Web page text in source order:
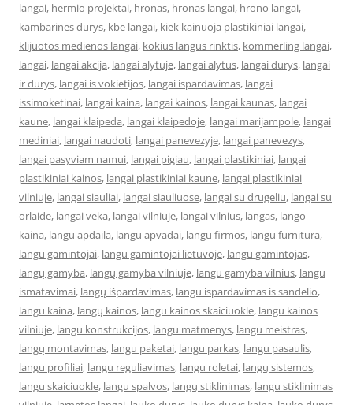
langai, hermio projektai, hronas, hronas langai, hrono langai,
kambarines durys, kbe langai, kiek kainuoja plastikiniai langai,
klijuotos medienos langai, kokius langus rinktis, kommerling langai,
langai, langai akcija, langai alytuje, langai alytus, langai durys, langai
ir durys, langai is vokietijos, langai ispardavimas, langai
issimoketinai, langai kaina, langai kainos, langai kaunas, langai
kaune, langai klaipeda, langai klaipedoje, langai marijampole, langai
mediniai, langai naudoti, langai panevezyje, langai panevezys,
langai pasyviam namui, langai pigiau, langai plastikiniai, langai
plastikiniai kainos, langai plastikiniai kaune, langai plastikiniai
vilniuje, langai siauliai, langai siauliuose, langai su drugeliu, langai su
orlaide, langai veka, langai vilniuje, langai vilnius, langas, lango
kaina, langu apdaila, langu apvadai, langu firmos, langu furnitura,
langu gamintojai, langu gamintojai lietuvoje, langu gamintojas,
langų gamyba, langų gamyba vilniuje, langu gamyba vilnius, langu
ismatavimai, langų išpardavimas, langu ispardavimas is sandelio,
langu kaina, langų kainos, langu kainos skaiciuokle, langu kainos
vilniuje, langu konstrukcijos, langu matmenys, langu meistras,
langų montavimas, langu paketai, langu parkas, langu pasaulis,
langu profiliai, langu reguliavimas, langu roletai, langų sistemos,
langu skaiciuokle, langu spalvos, langų stiklinimas, langu stiklinimas